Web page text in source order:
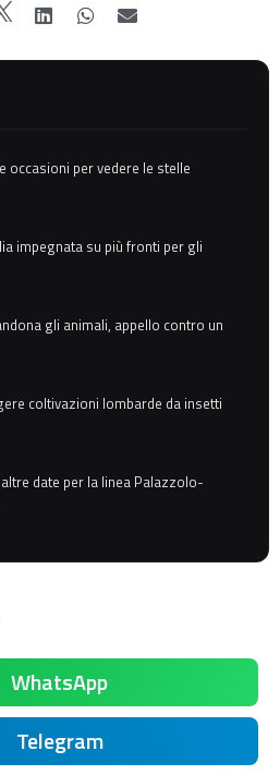
occasioni per vedere le stelle
impegnata su più fronti per gli
gli animali, appello contro un
coltivazioni lombarde da insetti
date per la linea Palazzolo-
WhatsApp
Telegram